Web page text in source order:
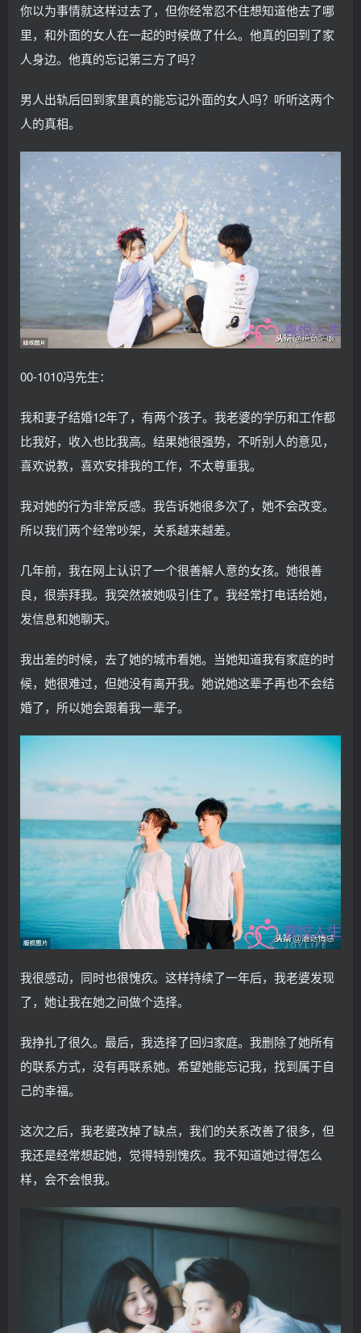
你以为事情就这样过去了，但你经常忍不住想知道他去了哪
里，和外面的女人在一起的时候做了什么。他真的回到了家
人身边。他真的忘记第三方了吗？
男人出轨后回到家里真的能忘记外面的女人吗？听听这两个
人的真相。
00-1010冯先生：
我和妻子结婚12年了，有两个孩子。我老婆的学历和工作都
比我好，收入也比我高。结果她很强势，不听别人的意见，
喜欢说教，喜欢安排我的工作，不太尊重我。
我对她的行为非常反感。我告诉她很多次了，她不会改变。
所以我们两个经常吵架，关系越来越差。
几年前，我在网上认识了一个很善解人意的女孩。她很善
良，很崇拜我。我突然被她吸引住了。我经常打电话给她，
发信息和她聊天。
我出差的时候，去了她的城市看她。当她知道我有家庭的时
候，她很难过，但她没有离开我。她说她这辈子再也不会结
婚了，所以她会跟着我一辈子。
我很感动，同时也很愧疚。这样持续了一年后，我老婆发现
了，她让我在她之间做个选择。
我挣扎了很久。最后，我选择了回归家庭。我删除了她所有
的联系方式，没有再联系她。希望她能忘记我，找到属于自
己的幸福。
这次之后，我老婆改掉了缺点，我们的关系改善了很多，但
我还是经常想起她，觉得特别愧疚。我不知道她过得怎么
样，会不会恨我。